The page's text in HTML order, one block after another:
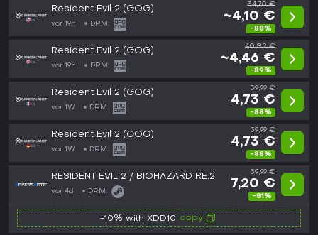
Resident Evil 2 (GOG)
vor 19h DRM:
34,70 €
~4,10 €
-88%
Resident Evil 2 (GOG)
vor 19h DRM:
40,82 €
~4,46 €
-89%
Resident Evil 2 (GOG)
vor 1W DRM:
39,99 €
4,73 €
-88%
Resident Evil 2 (GOG)
vor 1W DRM:
39,99 €
4,73 €
-88%
RESIDENT EVIL 2 / BIOHAZARD RE:2
vor 4d DRM:
39,99 €
7,20 €
-81%
-10% with XDD10 copy